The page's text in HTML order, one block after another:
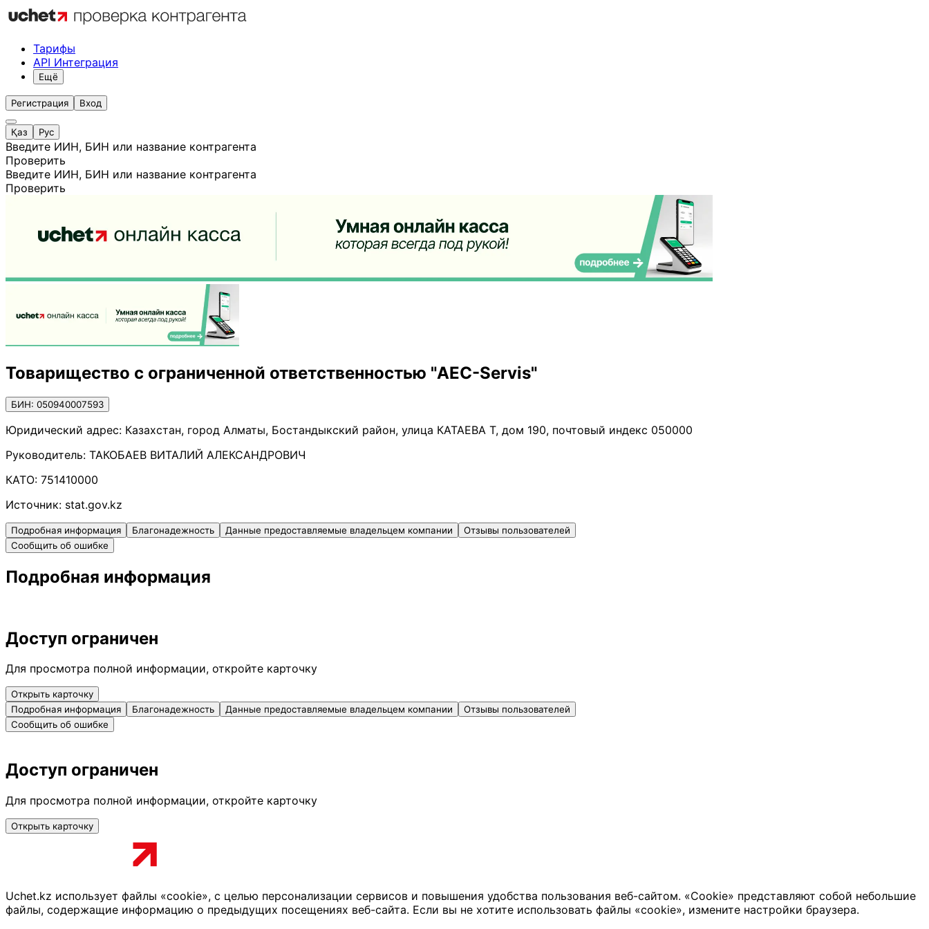
Тарифы
API Интеграция
Ещё
Регистрация Вход
Қаз Рус
Введите ИИН, БИН или название контрагента
Проверить
Введите ИИН, БИН или название контрагента
Проверить
Товарищество с ограниченной ответственностью "AEC-Servis"
БИН: 050940007593
Юридический адрес: Казахстан, город Алматы, Бостандыкский район, улица КАТАЕВА Т, дом 190, почтовый индекс 050000
Руководитель: ТАКОБАЕВ ВИТАЛИЙ АЛЕКСАНДРОВИЧ
КАТО: 751410000
Источник: stat.gov.kz
Подробная информация Благонадежность Данные предоставляемые владельцем компании
Отзывы пользователей
Сообщить об ошибке
Подробная информация
Доступ ограничен
Для просмотра полной информации, откройте карточку
Открыть карточку
Подробная информация
Благонадежность Данные предоставляемые владельцем компании
Отзывы пользователей
Сообщить об ошибке
Доступ ограничен
Для просмотра полной информации, откройте карточку
Открыть карточку
Uchet.kz использует файлы «cookie», с целью персонализации сервисов и повышения удобства пользования веб-сайтом. «Cookie» представляют собой небольшие
файлы, содержащие информацию о предыдущих посещениях веб-сайта. Если вы не хотите использовать файлы «cookie», измените настройки браузера.